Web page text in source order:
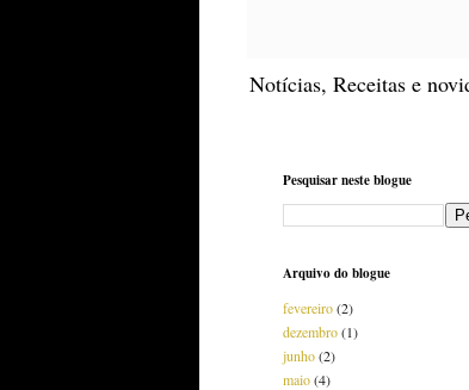
Notícias, Receitas e
Pesquisar neste blogue
Arquivo do blogue
fevereiro(2)
dezembro(1)
junho(2)
maio(4)